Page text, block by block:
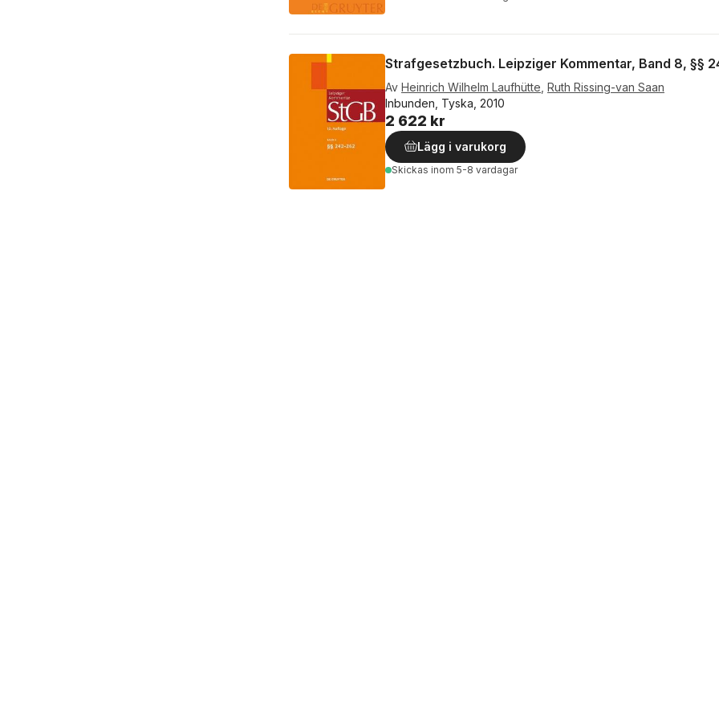
Strafgesetzbuch. Leipziger Kommentar, Band 8, §§
Av Heinrich Wilhelm Laufhütte Ruth Rissing-van Saan
Inbunden, Tyska, 2010
2 622 kr
Lägg i varukorg
Skickas inom 5-8 vardagar